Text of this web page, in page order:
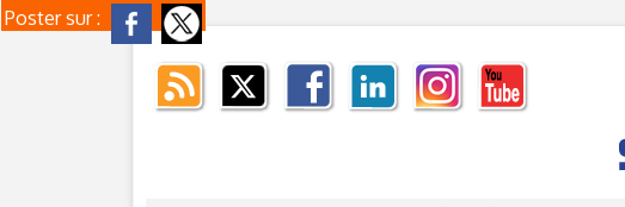
Poster sur :